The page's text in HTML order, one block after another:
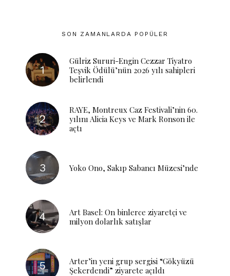
SON ZAMANLARDA POPÜLER
Gülriz Sururi-Engin Cezzar Tiyatro
Teşvik Ödülü’nün 2026 yılı sahipleri
belirlendi
RAYE, Montreux Caz Festivali’nin 60.
yılını Alicia Keys ve Mark Ronson ile
açtı
Yoko Ono, Sakıp Sabancı Müzesi’nde
Art Basel: On binlerce ziyaretçi ve
milyon dolarlık satışlar
Arter’in yeni grup sergisi “Gökyüzü
Şekerdendi” ziyarete açıldı